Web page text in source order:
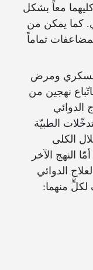
معاً بشكل
كما يمكن من
تماماً
ومرض
نهجين من
الدوائي
الطبيّة
الكلى
النهج الآخر
الدوائي
لكلٍّ منهما: